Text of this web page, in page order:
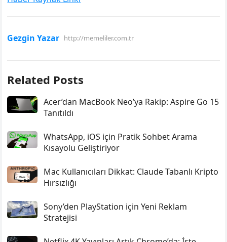
Gezgin Yazar http://memeliler.com.tr
Related Posts
Acer’dan MacBook Neo’ya Rakip: Aspire Go 15
Tanıtıldı
WhatsApp, iOS için Pratik Sohbet Arama
Kısayolu Geliştiriyor
Mac Kullanıcıları Dikkat: Claude Tabanlı Kripto
Hırsızlığı
Sony’den PlayStation için Yeni Reklam
Stratejisi